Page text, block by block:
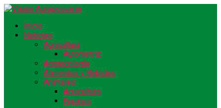
Inicio
Noticias
Agricultura
Automotriz
Agroecología
Alimentos y Bebidas
Animales
Acuicultura
Equinos